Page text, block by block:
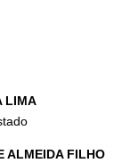
LIMA
ALMEIDA FILHO